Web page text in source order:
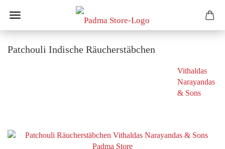
Patchouli Indische Räucherstäbchen
Vithaldas
Narayandas
& Sons